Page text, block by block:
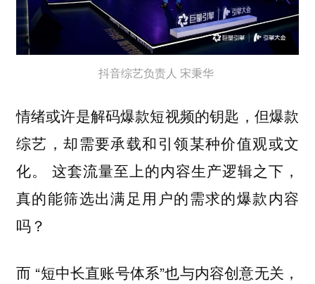
抖音综艺负责人 宋秉华
情绪或许是解码爆款短视频的钥匙，但爆款
综艺，却需要承载和引领某种价值观或文
化。
这套流量至上的内容生产逻辑之下，
真的能筛选出满足用户的需求的爆款内容
吗？
而 “短中长直账号体系”也与内容创意无关，